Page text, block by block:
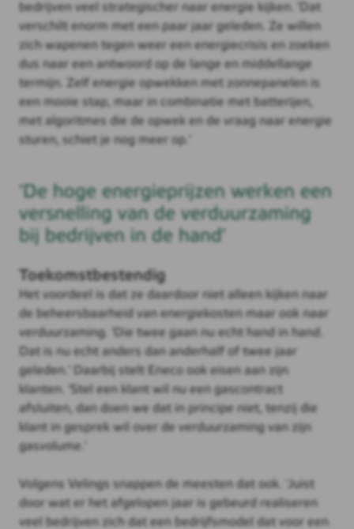
bedrijven veel strategischer naar energie kijken. 'Dat
verschilt enorm met een paar jaar geleden. Ze willen
zich wapenen tegen weer een energiecrisis en zoeken
dus naar een antwoord op de lange en middellange
termijn. Zelf energie opwekken met zonnepanelen is
een mooie stap, maar in combinatie met batterijen,
met algoritmes die de opwek en de vraag naar energie
sturen, schiet je nog meer op.'
'De hoge energieprijzen werken een
versnelling van de verduurzaming
bij bedrijven in de hand'
Toekomstbestendig
Het voordeel is dat ze daardoor niet alleen kijken naar
de beheersbaarheid van energiekosten maar ook naar
verduurzaming. 'Die twee gaan nu echt hand in hand.
Dat is nu echt anders dan anderhalf of twee jaar
geleden.' Daarbij stelt Eneco ook eisen aan zijn
klanten. 'Stel een klant wil nu een gascontract
afsluiten, dan doen we dat in principe niet, tenzij die
klant in gesprek wil over de verduurzaming van zijn
gasvolume.'
Volgens Velings snappen de meesten dat ook. 'Juist
door wat er het afgelopen jaar is gebeurd realiseren
veel bedrijven zich dat een bedrijfsmodel dat voor een